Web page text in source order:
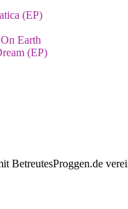
(EP)
Earth
(EP)
BetreutesProggen.de